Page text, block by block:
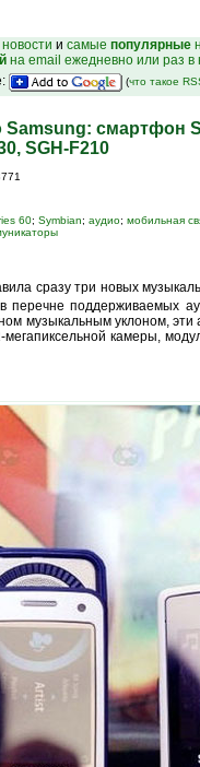
новости и самые популярные
на email ежедневно или раз
(что такое
смартфон
SGH-F210
60; Symbian; аудио; мобильная
сразу три новых
перечне поддерживаемых
музыкальным уклоном,
мегапиксельной камеры,